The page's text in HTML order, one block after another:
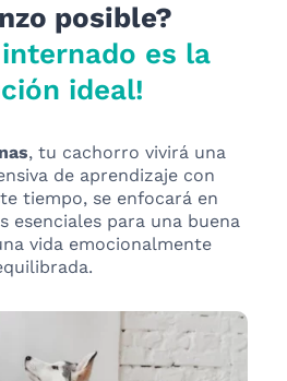
posible?
internado es la
ideal!
, tu cachorro vivirá una
de aprendizaje con
tiempo, se enfocará en
esenciales para una buena
vida emocionalmente